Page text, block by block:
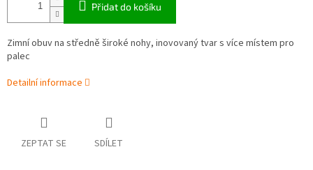
Přidat do košíku
Zimní obuv na středně široké nohy, inovovaný tvar s více místem pro
palec
Detailní informace
ZEPTAT SE SDÍLET